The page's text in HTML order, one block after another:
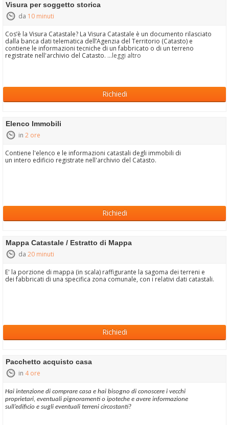
Visura per soggetto storica
da 10 minuti
Cos’è la Visura Catastale? La Visura Catastale è un documento rilasciato
dalla banca dati telematica dell’Agenzia del Territorio (Catasto) e
contiene le informazioni tecniche di un fabbricato o di un terreno
registrate nell'archivio del Catasto. ...leggi altro
Richiedi
Elenco Immobili
in 2 ore
Contiene l'elenco e le informazioni catastali degli immobili di
un intero edificio registrate nell'archivio del Catasto.
Richiedi
Mappa Catastale / Estratto di Mappa
da 20 minuti
E' la porzione di mappa (in scala) raffigurante la sagoma dei terreni e
dei fabbricati di una specifica zona comunale, con i relativi dati catastali.
Richiedi
Pacchetto acquisto casa
in 4 ore
Hai intenzione di comprare casa e hai bisogno di conoscere i vecchi
proprietari, eventuali pignoramenti o ipoteche e avere informazione
sull’edificio e sugli eventuali terreni circostanti?